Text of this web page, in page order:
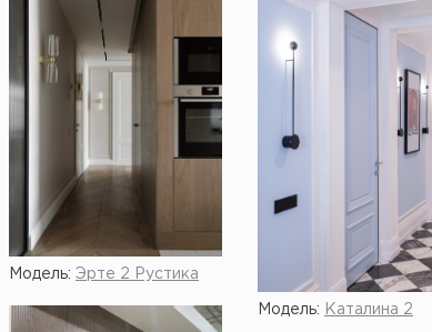
Модель: Эрте 2 Рустика
Модель: Каталина 2